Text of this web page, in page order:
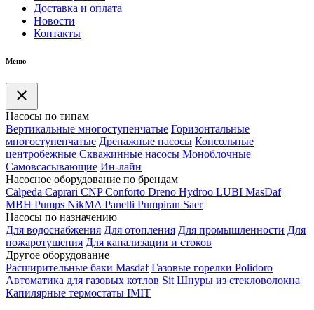
Доставка и оплата
Новости
Контакты
Меню
Насосы по типам
Вертикальные многоступенчатые Горизонтальные
многоступенчатые Дренажные насосы Консольные
центробежные Скважинные насосы Моноблочные
Самовсасывающие Ин-лайн
Насосное оборудование по брендам
Calpeda Caprari CNP Conforto Dreno Hydroo LUBI MasDaf
MBH Pumps NikMA Panelli Pumpiran Saer
Насосы по назначению
Для водоснабжения Для отопления Для промышленности Для
пожаротушения Для канализации и стоков
Другое оборудование
Расширительные баки Masdaf Газовые горелки Polidoro
Автоматика для газовых котлов Sit Шнуры из стекловолокна
Капилярные термостаты IMIT